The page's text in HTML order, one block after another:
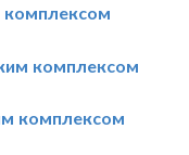
комплексом
комплексом
комплексом